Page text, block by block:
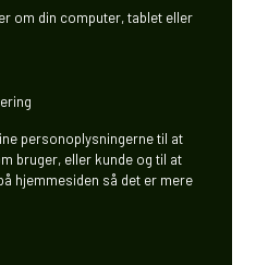
om din computer, tablet eller
personoplysningerne til at
bruger, eller kunde og til at
hjemmesiden så det er mere